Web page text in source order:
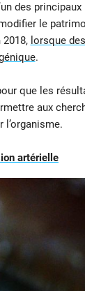
des principaux
le
lorsque des
.
que les
aux
artérielle